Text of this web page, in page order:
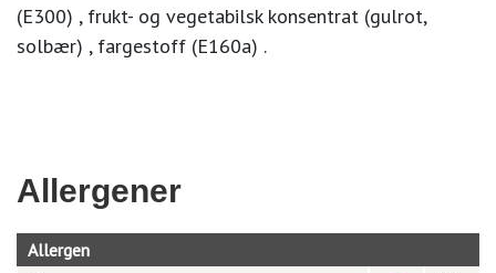
(E300) , frukt- og vegetabilsk konsentrat (gulrot,
solbær) , fargestoff (E160a) .
Allergener
Allergen